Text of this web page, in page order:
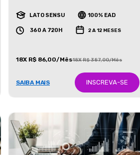
LATO SENSU 100% EAD
360 A 720H 2 A 12 MESES
18X R$ 86,00/Mês18X R$ 387,00/Mês
SAIBA MAIS INSCREVA-SE